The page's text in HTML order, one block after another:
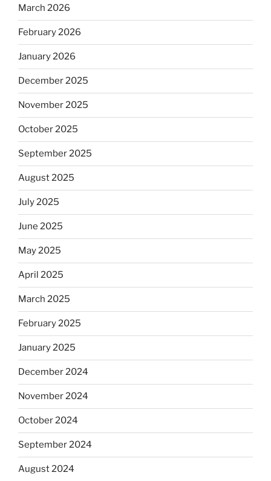
March 2026
February 2026
January 2026
December 2025
November 2025
October 2025
September 2025
August 2025
July 2025
June 2025
May 2025
April 2025
March 2025
February 2025
January 2025
December 2024
November 2024
October 2024
September 2024
August 2024